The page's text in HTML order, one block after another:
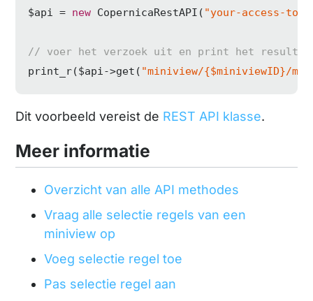
$api = new CopernicaRestAPI( "your-access-
// voer het verzoek uit en print het
print_r($api->get( "miniview/{$miniviewID}/
Dit voorbeeld vereist de REST API klasse.
Meer informatie
Overzicht van alle API methodes
Vraag alle selectie regels van een
miniview op
Voeg selectie regel toe
Pas selectie regel aan